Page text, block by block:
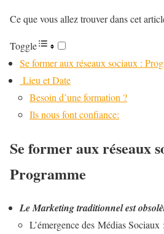
Ce que vous allez trouver dans cet
Toggle
Se former aux réseaux sociaux :
Lieu et Date
Besoin d’une formation ?
Ils nous font confiance:
Se former aux réseaux
Programme
Le Marketing traditionnel est
L’émergence des Médias Sociaux